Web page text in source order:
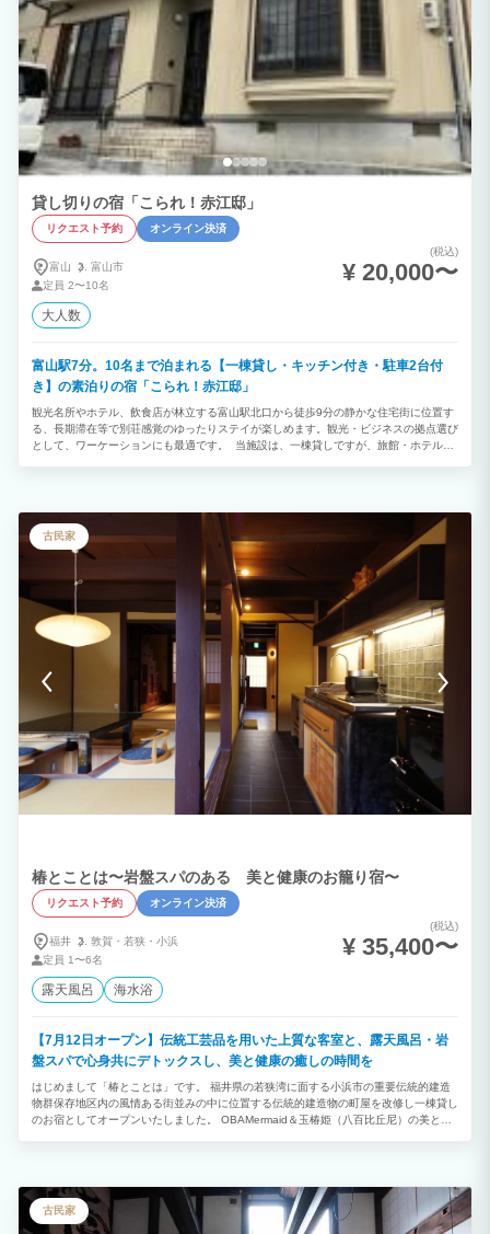
貸し切りの宿「こられ！赤江邸」
リクエスト予約 オンライン決済
富山
富山市
定員 2〜10名
(税込)
¥ 20,000〜
大人数
富山駅7分。10名まで泊まれる【一棟貸し・キッチン付き・駐車2台付
き】の素泊りの宿「こられ！赤江邸」
観光名所やホテル、飲食店が林立する富山駅北口から徒歩9分の静かな住宅街に位置す
る、長期滞在等で別荘感覚のゆったりステイが楽しめます。観光・ビジネスの拠点選び
として、ワーケーションにも最適です。 当施設は、一棟貸しですが、旅館・ホテル業
しかし、それ以外の予約人数分以上の寝具使用の場合には、「宿泊」にあたるとみなさ
れ、消防法・旅館業法違反対象となります。ご了承下さい。従って、規約で禁止されて
いる宿泊者以外の入室や施設での再会・集合のために、予約人数分以上の寝具使用の場
合は、明確になった段階で、必ず、サイトに宿泊人数追加・変更を御申し出下さい。滞
在中でも、施設では現金・振込にて対応します。お申し出下さい。皆様のご理解とご協
力をお願い申し上げます。 ■皆様のご理解とご協力をお願い申し上げます。
古民家
椿とことは〜岩盤スパのある 美と健康のお籠り宿〜
リクエスト予約 オンライン決済
福井 敦賀・ 若狭・ 小浜
定員 1〜6名
(税込)
¥ 35,400〜
露天風呂 海水浴
【7月12日オープン】伝統工芸品を用いた上質な客室と、露天風呂・岩
盤スパで心身共にデトックスし、美と健康の癒しの時間を
はじめまして「椿とことは」です。 福井県の若狭湾に面する小浜市の重要伝統的建造
物群保存地区内の風情ある街並みの中に位置する伝統的建造物の町屋を改修し一棟貸し
のお宿としてオープンいたしました。 OBAMermaid＆玉椿姫（八百比丘尼）の美と健
す。 どうぞごゆっくりとお過ごし下さい。
古民家